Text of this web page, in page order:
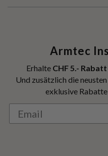
Armtec
Erhalte CHF 5.- Rabatt
Und zusätzlich die
exklusive